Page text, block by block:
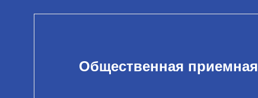
Общественная приемная